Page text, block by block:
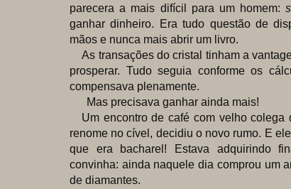
parecera a mais difícil para um homem:
ganhar dinheiro. Era tudo questão de
mãos e nunca mais abrir um livro.
As transações do cristal tinham a
prosperar. Tudo seguia conforme os
compensava plenamente.
Mas precisava ganhar ainda mais!
Um encontro de café com velho colega
renome no cível, decidiu o novo rumo. E
que era bacharel! Estava adquirindo
convinha: ainda naquele dia comprou um
de diamantes.